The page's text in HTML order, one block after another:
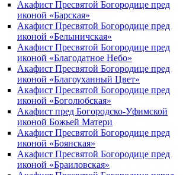
Акафист Пресвятой Богородице пред
иконой «Барская»
Акафист Пресвятой Богородице пред
иконой «Белыничская»
Акафист Пресвятой Богородице пред
иконой «Благодатное Небо»
Акафист Пресвятой Богородице пред
иконой «Благоуханный Цвет»
Акафист Пресвятой Богородице пред
иконой «Боголюбская»
Акафист пред Богородско-Уфимской
иконой Божьей Матери
Акафист Пресвятой Богородице пред
иконой «Боянская»
Акафист Пресвятой Богородице пред
иконой «Браиловская»